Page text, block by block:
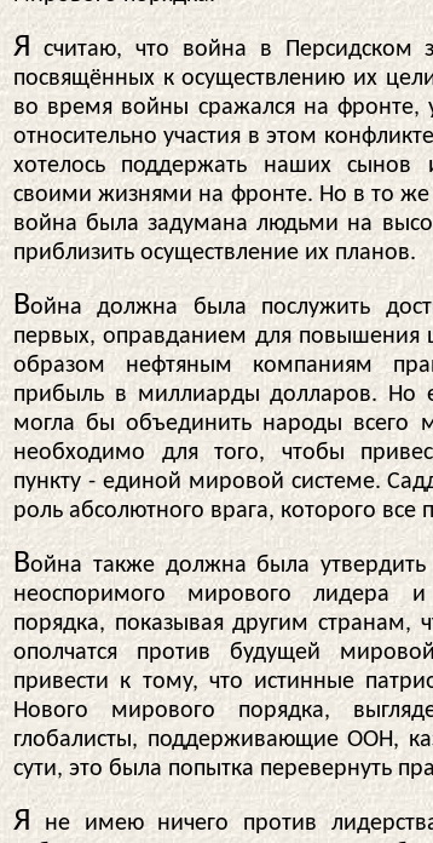
Я считаю, что война в
посвящённых к осуществлению их
во время войны сражался на
относительно участия в этом
хотелось поддержать наших сынов
своими жизнями на фронте. Но в то же
война была задумана людьми на
приблизить осуществление их планов.
Война должна была послужить
первых, оправданием для повышения
образом нефтяным компаниям
прибыль в миллиарды долларов. Но
могла бы объединить народы всего
необходимо для того, чтобы
пункту - единой мировой системе.
роль абсолютного врага, которого
Война также должна была
неоспоримого мирового лидера
порядка, показывая другим странам,
ополчатся против будущей
привести к тому, что истинные
Нового мирового порядка,
глобалисты, поддерживающие ООН,
сути, это была попытка перевернуть
Я не имею ничего против